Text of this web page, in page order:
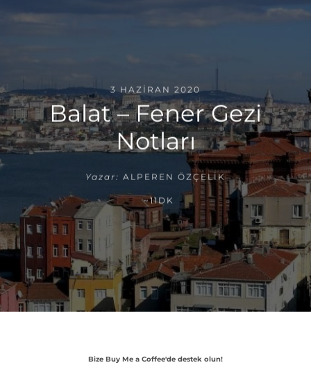
3 HAZIRAN 2020
Balat – Fener Gezi
Notları
Yazar: ALPEREN ÖZÇELIK
~11DK
Bize Buy Me a Coffee'de destek olun!